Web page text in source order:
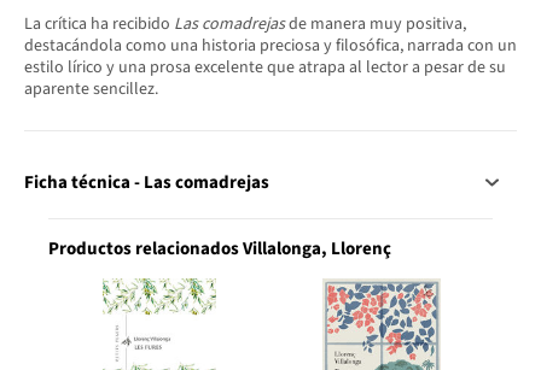
La crítica ha recibido Las comadrejasde manera muy positiva,
destacándola como una historia preciosa y filosófica, narrada con un
estilo lírico y una prosa excelente que atrapa al lector a pesar de su
aparente sencillez.
Ficha técnica - Las comadrejas
Productos relacionados Villalonga, Llorenç